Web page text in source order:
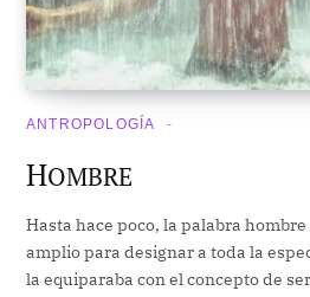
ANTROPOLOGÍA
HOMBRE
Hasta hace poco, la palabra
amplio para designar a toda la
la equiparaba con el concepto de